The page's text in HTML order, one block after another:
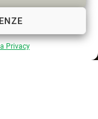
Privacy